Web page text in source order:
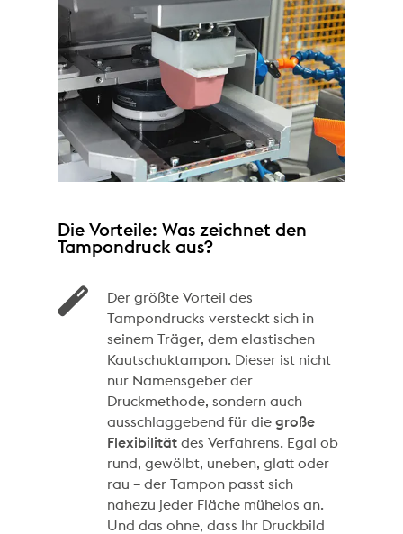
Die Vorteile: Was zeichnet den
Tampondruck aus?
Der größte Vorteil des
Tampondrucks versteckt sich in
seinem Träger, dem elastischen
Kautschuktampon. Dieser ist nicht
nur Namensgeber der
Druckmethode, sondern auch
ausschlaggebend für diegroße
Flexibilität des Verfahrens. Egal ob
rund, gewölbt, uneben, glatt oder
rau – der Tampon passt sich
nahezu jeder Fläche mühelos an.
Und das ohne, dass Ihr Druckbild